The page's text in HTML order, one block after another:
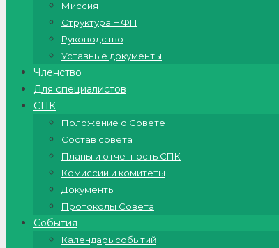
Миссия
Структура НФП
Руководство
Уставные документы
Членство
Для специалистов
СПК
Положение о Совете
Состав совета
Планы и отчетность СПК
Комиссии и комитеты
Документы
Протоколы Совета
События
Календарь событий